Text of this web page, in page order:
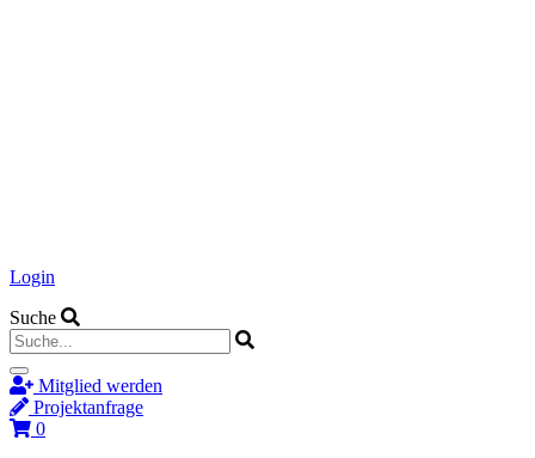
Login
Suche
Mitglied werden
Projektanfrage
0